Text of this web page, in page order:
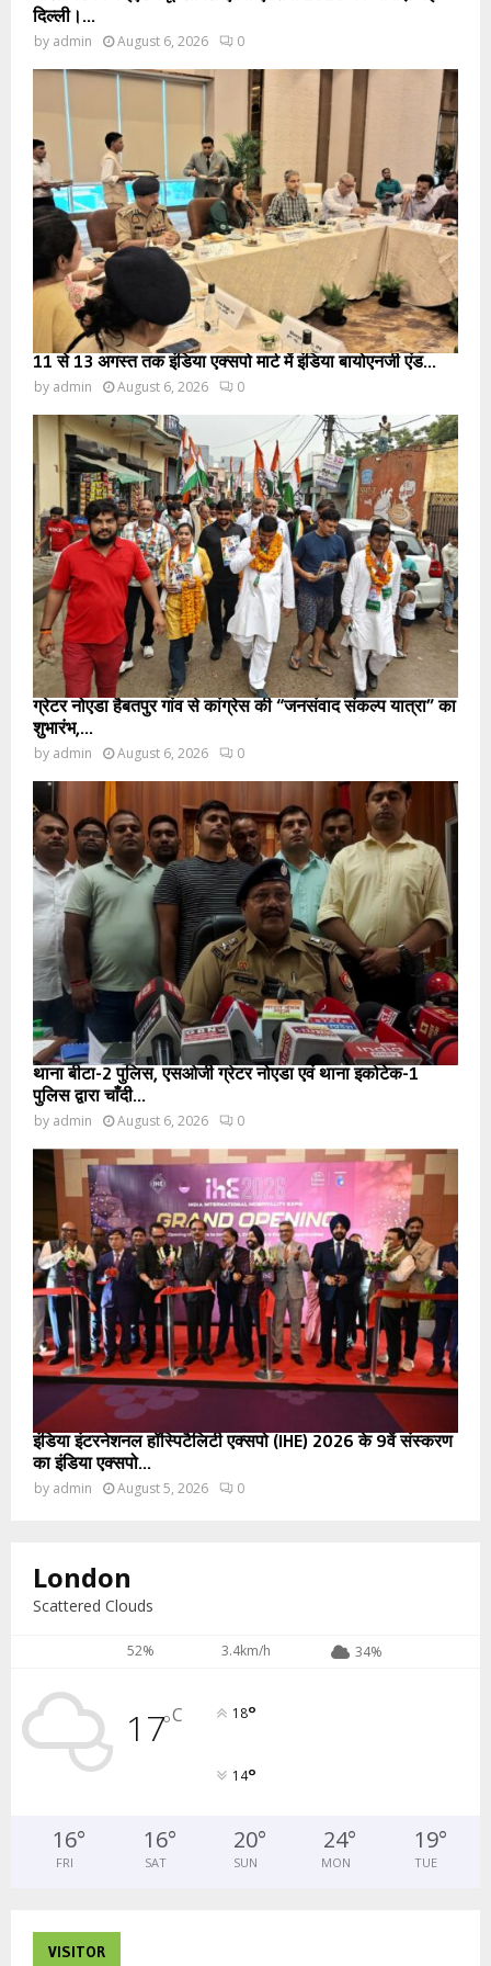
दिल्ली।...
by admin August 6, 2026 0
11 से 13 अगस्त तक इंडिया एक्सपो मार्ट में इंडिया बायोएनर्जी एंड...
by admin August 6, 2026 0
ग्रेटर नोएडा हैबतपुर गांव से कांग्रेस की “जनसंवाद संकल्प यात्रा” का
शुभारंभ,...
by admin August 6, 2026 0
थाना बीटा-2 पुलिस, एसओजी ग्रेटर नोएडा एवं थाना इकोटेक-1
पुलिस द्वारा चाँदी...
by admin August 6, 2026 0
इंडिया इंटरनेशनल हॉस्पिटैलिटी एक्सपो (IHE) 2026 के 9वें संस्करण
का इंडिया एक्सपो...
by admin August 5, 2026 0
London
Scattered Clouds
52% 3.4km/h 34%
17°C 18°
14°
16°
FRI
16°
SAT
20°
SUN
24°
MON
19°
TUE
VISITOR